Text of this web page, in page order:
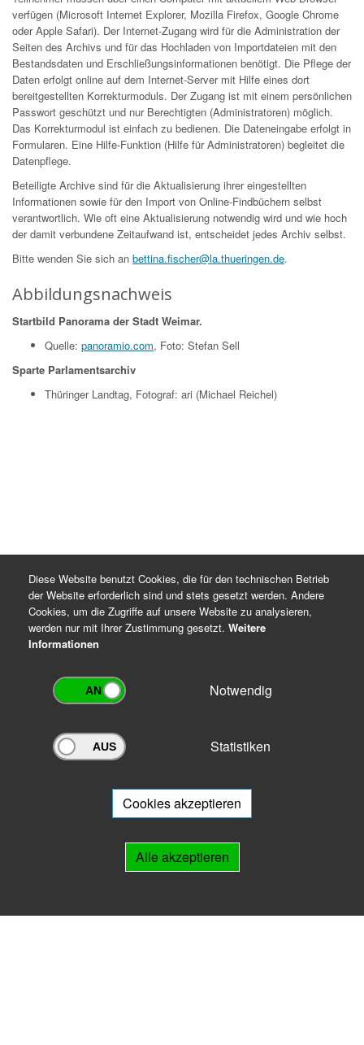
verfügen (Microsoft Internet Explorer, Mozilla Firefox, Google Chrome
oder Apple Safari). Der Internet-Zugang wird für die Administration der
Seiten des Archivs und für das Hochladen von Importdateien mit den
Bestandsdaten und Erschließungsinformationen benötigt. Die Pflege der
Daten erfolgt online auf dem Internet-Server mit Hilfe eines dort
bereitgestellten Korrekturmoduls. Der Zugang ist mit einem persönlichen
Passwort geschützt und nur Berechtigten (Administratoren) möglich.
Das Korrekturmodul ist einfach zu bedienen. Die Dateneingabe erfolgt in
Formularen. Eine Hilfe-Funktion (Hilfe für Administratoren) begleitet die
Datenpflege.
Beteiligte Archive sind für die Aktualisierung ihrer eingestellten
Informationen sowie für den Import von Online-Findbüchern selbst
verantwortlich. Wie oft eine Aktualisierung notwendig wird und wie hoch
der damit verbundene Zeitaufwand ist, entscheidet jedes Archiv selbst.
Bitte wenden Sie sich an bettina.fischer@la.thueringen.de.
Abbildungsnachweis
Startbild Panorama der Stadt Weimar.
Quelle: panoramio.com, Foto: Stefan Sell
Sparte Parlamentsarchiv
Thüringer Landtag, Fotograf: ari (Michael Reichel)
Archivportal Thüringen
Ihnen beratend zur Seite.
Diese Website benutzt Cookies, die für den technischen Betrieb
der Website erforderlich sind und stets gesetzt werden. Andere
Cookies, um die Zugriffe auf unsere Website zu analysieren,
werden nur mit Ihrer Zustimmung gesetzt. Weitere
Informationen
Notwendig
Statistiken
Cookies akzeptieren
Alle akzeptieren